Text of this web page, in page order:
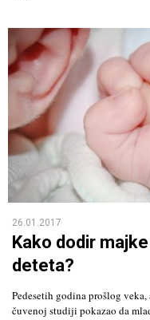
26.01.2017
Kako dodir
deteta?
Pedesetih godina prošlog
čuvenoj studiji pokazao da